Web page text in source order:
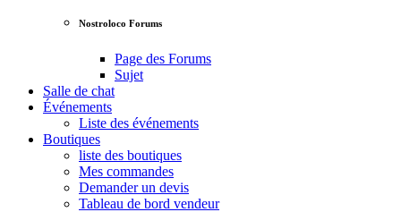
Nostroloco Forums
Page des Forums
Sujet
Salle de chat
Événements
Liste des événements
Boutiques
liste des boutiques
Mes commandes
Demander un devis
Tableau de bord vendeur